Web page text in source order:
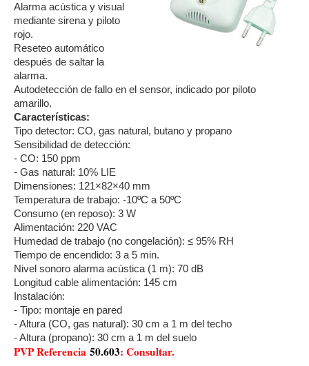
Alarma acústica y visual
mediante sirena y piloto
rojo.
Reseteo automático
después de saltar la
alarma.
Autodetección de fallo en el sensor, indicado por piloto
amarillo.
Características:
Tipo detector: CO, gas natural, butano y propano
Sensibilidad de detección:
- CO: 150 ppm
- Gas natural: 10% LIE
Dimensiones: 121×82×40 mm
Temperatura de trabajo: -10ºC a 50ºC
Consumo (en reposo): 3 W
Alimentación: 220 VAC
Humedad de trabajo (no congelación): ≤ 95% RH
Tiempo de encendido: 3 a 5 min.
Nivel sonoro alarma acústica (1 m): 70 dB
Longitud cable alimentación: 145 cm
Instalación:
- Tipo: montaje en pared
- Altura (CO, gas natural): 30 cm a 1 m del techo
- Altura (propano): 30 cm a 1 m del suelo
PVP Referencia 50.603: Consultar.